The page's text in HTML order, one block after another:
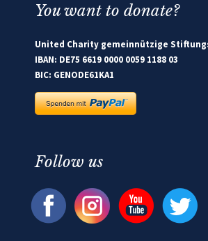
You want to donate?
United Charity gemeinnützige
IBAN: DE75 6619 0000 0059 1188 03
BIC: GENODE61KA1
Follow us